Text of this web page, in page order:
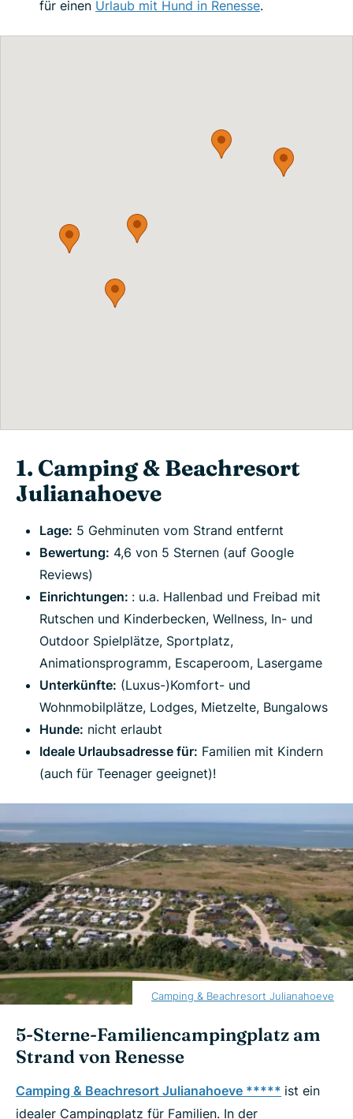
für einen Urlaub mit Hund in Renesse.
1. Camping & Beachresort
Julianahoeve
Lage: 5 Gehminuten vom Strand entfernt
Bewertung: 4,6 von 5 Sternen (auf Google
Reviews)
Einrichtungen: : u.a. Hallenbad und Freibad mit
Rutschen und Kinderbecken, Wellness, In- und
Outdoor Spielplätze, Sportplatz,
Animationsprogramm, Escaperoom, Lasergame
Unterkünfte: (Luxus-)Komfort- und
Wohnmobilplätze, Lodges, Mietzelte, Bungalows
Hunde: nicht erlaubt
Ideale Urlaubsadresse für: Familien mit Kindern
(auch für Teenager geeignet)!
Camping & Beachresort Julianahoeve
5-Sterne-Familiencampingplatz am
Strand von Renesse
Camping & Beachresort Julianahoeve ***** ist ein
idealer Campingplatz für Familien. In der